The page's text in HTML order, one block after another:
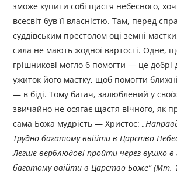
зможе купити собі щастя небесного,
всесвіт був її власністю. Там, перед
суддівським престолом оці земні
сила не мають жодної вартості. Одне,
грішникові могло б помогти — це добрі
ужиток його маєтку, щоб помогти
— в біді. Тому багач, залюблений у
звичайно не осягає щастя вічного, як
сама Божа мудрість — Христос:„
Трудно багатому ввійти в Царство
Легше верблюдові пройти через вушко в
багатому ввійти в Царство Боже”(Мт.